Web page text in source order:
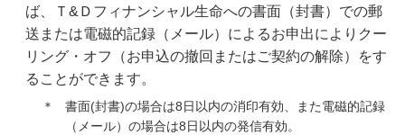
ば、Ｔ&Ｄフィナンシャル生命への書面（封書）での郵
送または電磁的記録（メール）によるお申出によりクー
リング・オフ（お申込の撤回またはご契約の解除）をす
ることができます。
＊
書面(封書)の場合は8日以内の消印有効、また電磁的記録
（メール）の場合は8日以内の発信有効。